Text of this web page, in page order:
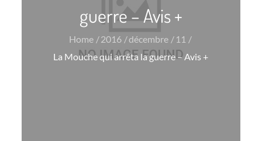
guerre – Avis +
Home 2016 décembre
11
La Mouche qui arrêta la guerre – Avis +